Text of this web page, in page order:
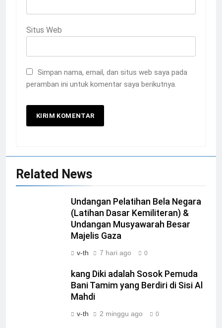
Situs Web
Simpan nama, email, dan situs web saya pada
peramban ini untuk komentar saya berikutnya.
Related News
Undangan Pelatihan Bela Negara
(Latihan Dasar Kemiliteran) &
Undangan Musyawarah Besar
Majelis Gaza
v-th 7 hari ago 0
kang Diki adalah Sosok Pemuda
Bani Tamim yang Berdiri di Sisi Al
Mahdi
v-th 2 minggu ago 0